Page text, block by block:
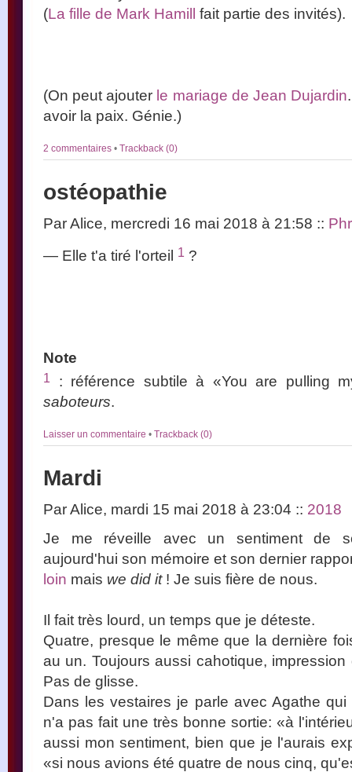
(La fille de Mark Hamill fait partie des invités).
(On peut ajouter le mariage de Jean Dujardin
avoir la paix. Génie.)
2 commentaires • Trackback (0)
ostéopathie
Par Alice, mercredi 16 mai 2018 à 21:58 ::
— Elle t'a tiré l'orteil 1 ?
Note
1
: référence subtile à «You are pulling
saboteurs.
Laisser un commentaire • Trackback (0)
Mardi
Par Alice, mardi 15 mai 2018 à 23:04 :: 2018
Je me réveille avec un sentiment de
aujourd'hui son mémoire et son dernier
loin mais we did it! Je suis fière de nous.
Il fait très lourd, un temps que je déteste.
Quatre, presque le même que la dernière
au un. Toujours aussi cahotique,
Pas de glisse.
Dans les vestaires je parle avec Agathe
n'a pas fait une très bonne sortie: «à
aussi mon sentiment, bien que je l'aurais
«si nous avions été quatre de nous cinq,